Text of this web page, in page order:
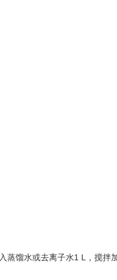
蒸馏水或去离子水1 L，搅拌